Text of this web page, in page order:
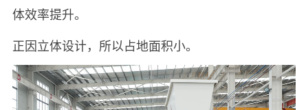
体效率提升。
正因立体设计，所以占地面积小。